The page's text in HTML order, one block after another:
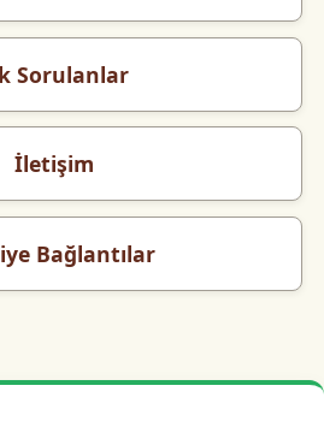
Sorulanlar
İletişim
Bağlantılar